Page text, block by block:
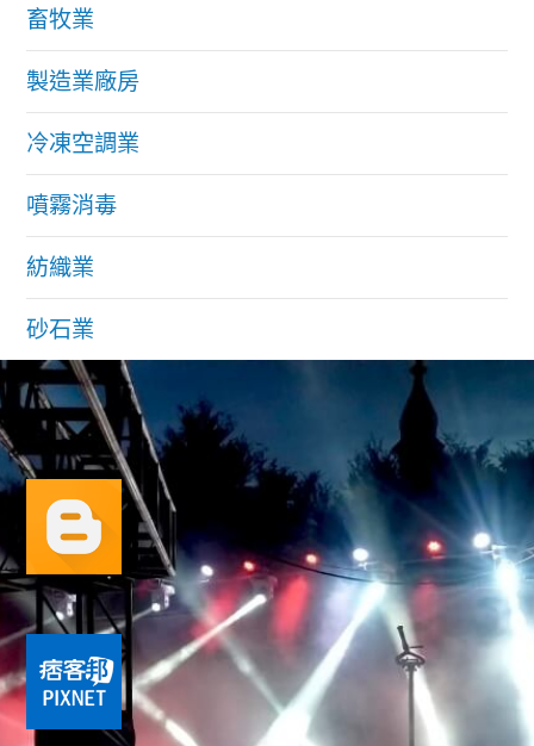
畜牧業
製造業廠房
冷凍空調業
噴霧消毒
紡織業
砂石業